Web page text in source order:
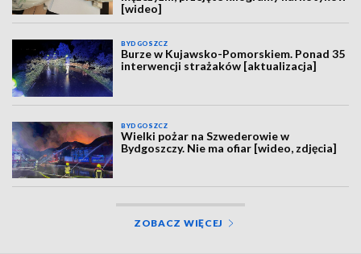
[wideo]
BYDGOSZCZ
Burze w Kujawsko-Pomorskiem. Ponad 35
interwencji strażaków [aktualizacja]
BYDGOSZCZ
Wielki pożar na Szwederowie w
Bydgoszczy. Nie ma ofiar [wideo, zdjęcia]
ZOBACZ WIĘCEJ